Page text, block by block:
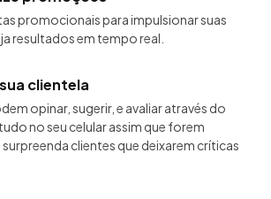
promocionais para impulsionar suas
resultados em tempo real.
clientela
opinar, sugerir, e avaliar através do
no seu celular assim que forem
clientes que deixarem críticas